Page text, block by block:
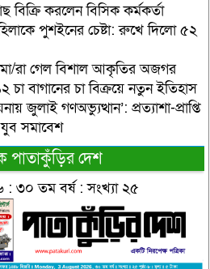
বিক্রি করলেন বিসিক কর্মকর্তা
পুশইনের চেষ্টা: রুখে দিলো ৫২
রা গেল বিশাল আকৃতির অজগর
চা বাগানের চা বিক্রয়ে নতুন ইতিহাস
জুলাই গণঅভ্যুত্থান’: প্রত্যাশা-প্রাপ্তি
সমাবেশ
পাতাকুঁড়ির দেশ
৩০ তম বর্ষ : সংখ্যা ২৫